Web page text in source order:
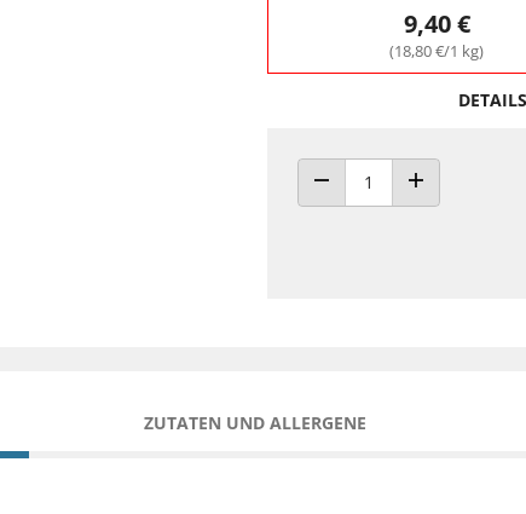
9,40 €
(18,80 €/1 kg)
ANZAHL VERRINGERN
ANZAHL
ZUTATEN UND ALLERGENE